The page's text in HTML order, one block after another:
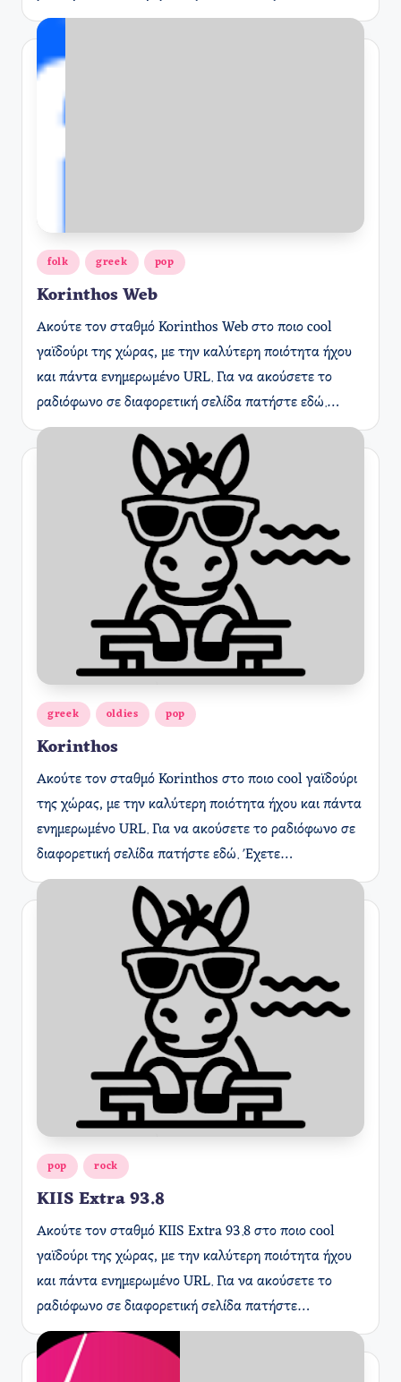
Αναρτήθηκε
folk greek pop
Korinthos Web
Ακούτε τον σταθμό Korinthos Web στο ποιο cool
γαϊδούρι της χώρας, με την καλύτερη ποιότητα ήχου
και πάντα ενημερωμένο URL. Για να ακούσετε το
ραδιόφωνο σε διαφορετική σελίδα πατήστε εδώ.…
Αναρτήθηκε
greek oldies pop
Korinthos
Ακούτε τον σταθμό Korinthos στο ποιο cool γαϊδούρι
της χώρας, με την καλύτερη ποιότητα ήχου και πάντα
ενημερωμένο URL. Για να ακούσετε το ραδιόφωνο σε
διαφορετική σελίδα πατήστε εδώ. Έχετε…
Αναρτήθηκε
pop rock
KIIS Extra 93.8
Ακούτε τον σταθμό KIIS Extra 93.8 στο ποιο cool
γαϊδούρι της χώρας, με την καλύτερη ποιότητα ήχου
και πάντα ενημερωμένο URL. Για να ακούσετε το
ραδιόφωνο σε διαφορετική σελίδα πατήστε…